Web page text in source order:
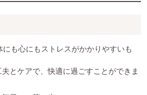
も心にもストレスがかかりやすいも
とケアで、快適に過ごすことができま